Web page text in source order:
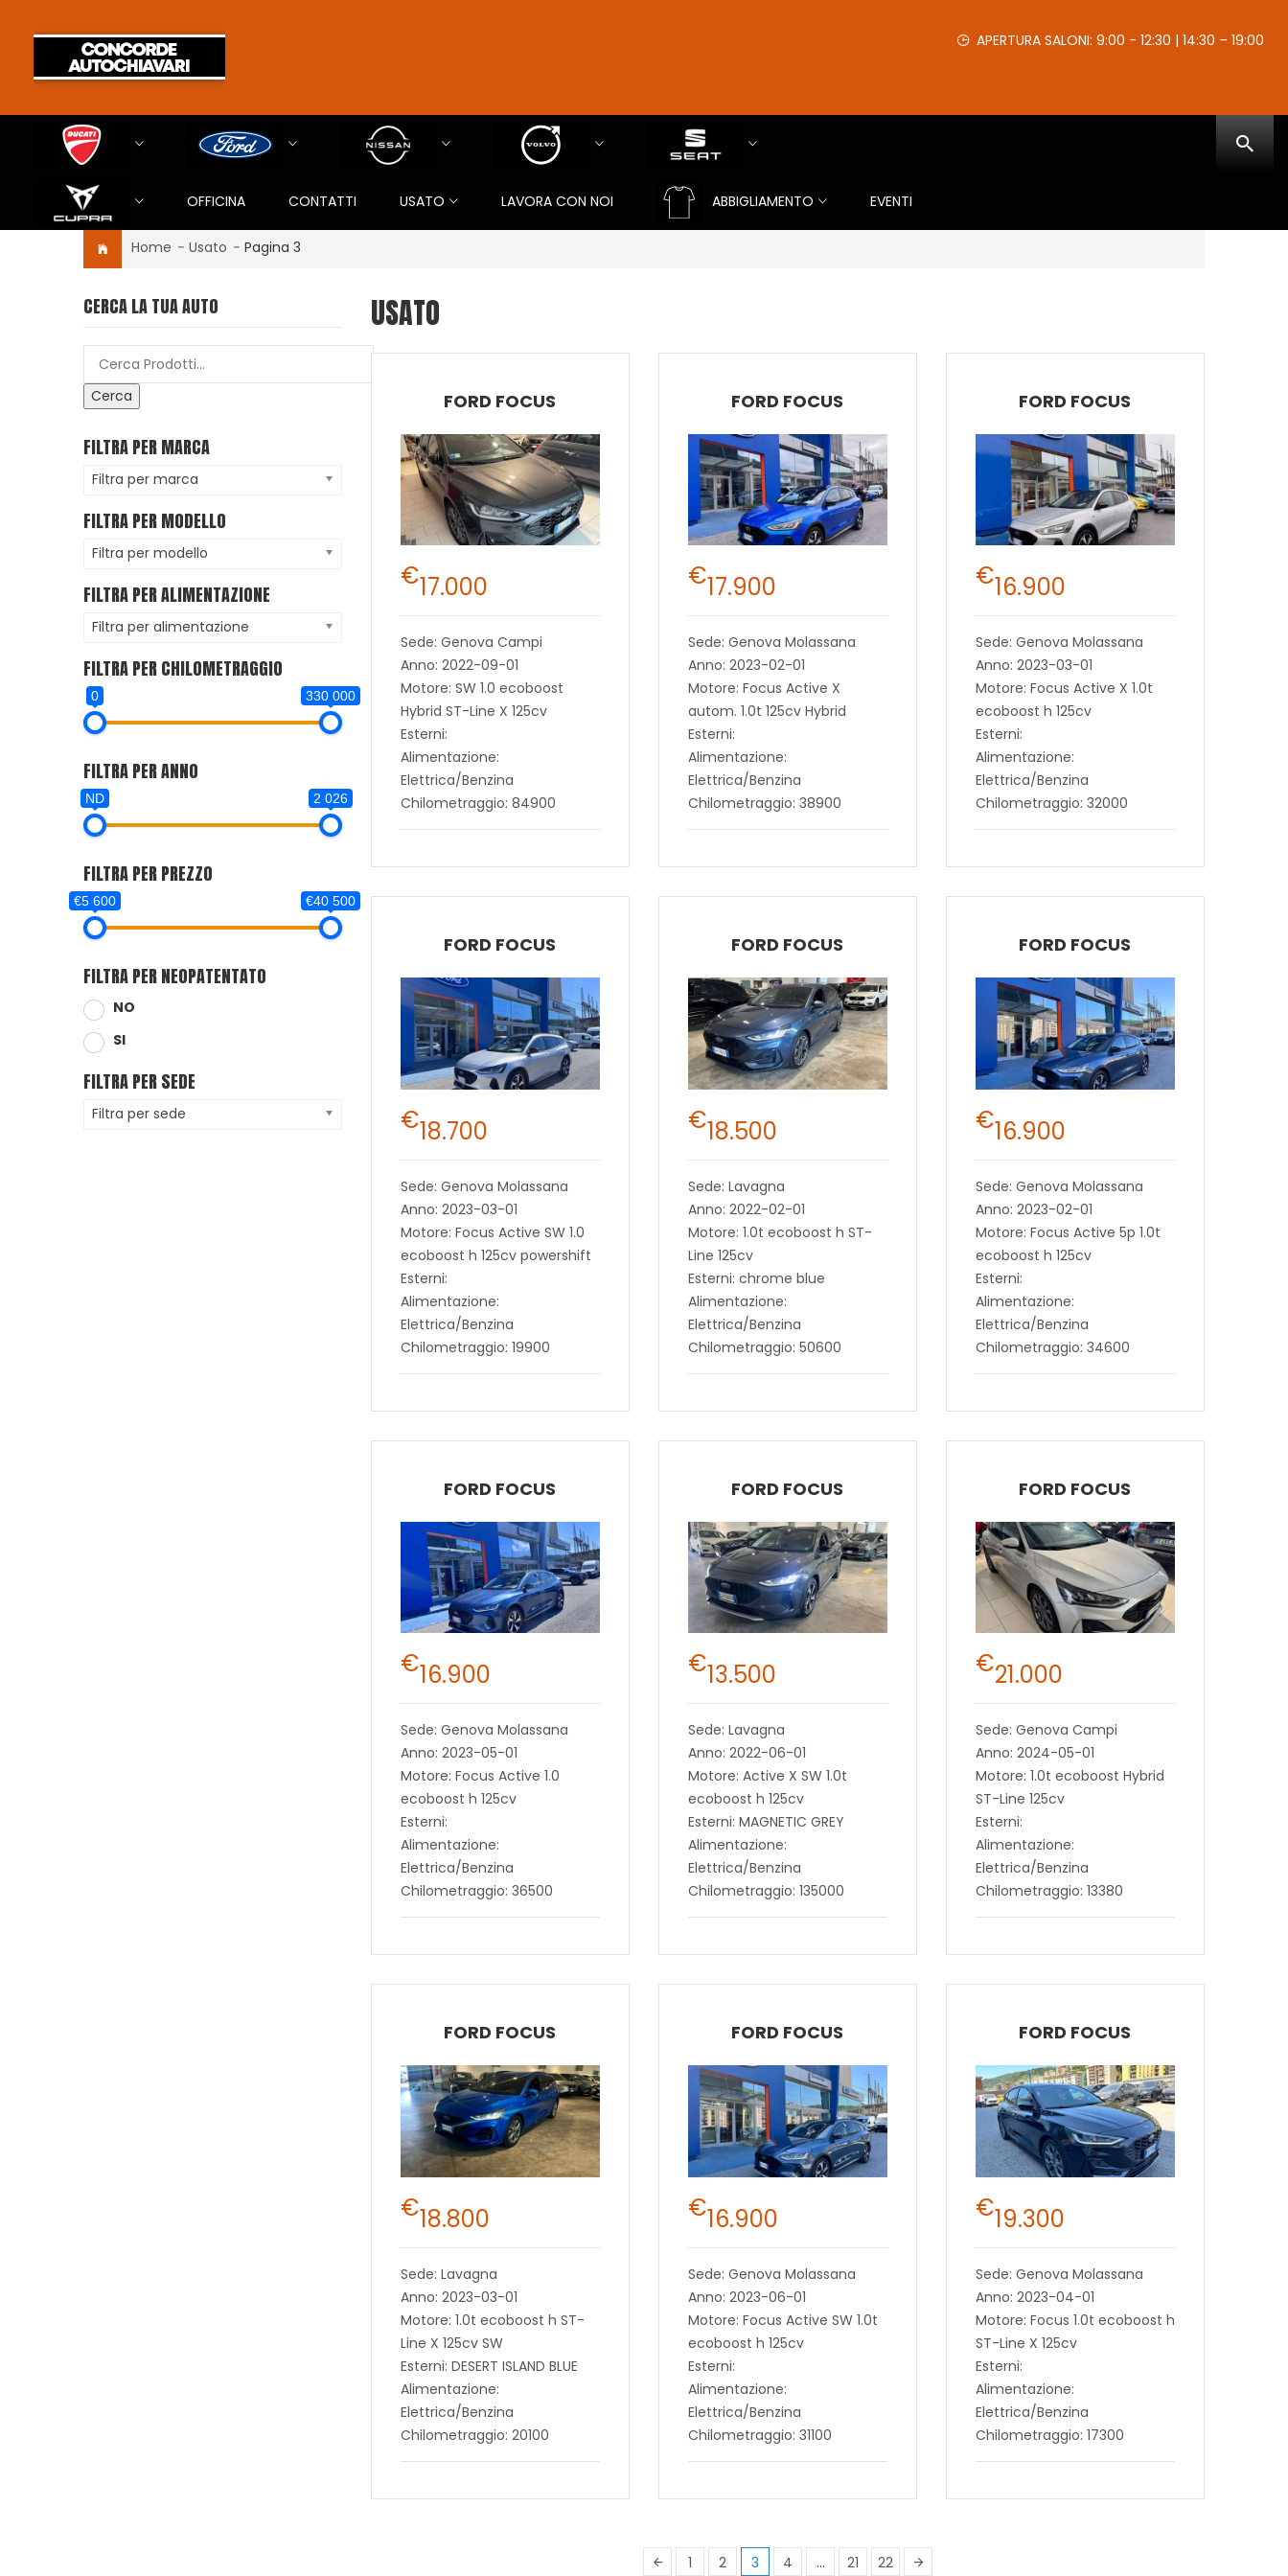
APERTURA SALONI: 9:00 - 12:30 | 14:30 – 19:00
OFFICINA CONTATTI USATO LAVORA CON NOI ABBIGLIAMENTO EVENTI
Home - Usato - Pagina 3
CERCA LA TUA AUTO
Cerca
FILTRA PER MARCA
Filtra per marca
FILTRA PER MODELLO
Filtra per modello
FILTRA PER ALIMENTAZIONE
Filtra per alimentazione
FILTRA PER CHILOMETRAGGIO
0 330 000
FILTRA PER ANNO
ND 2 026
FILTRA PER PREZZO
€5 600 €40 500
FILTRA PER NEOPATENTATO
NO
SI
FILTRA PER SEDE
Filtra per sede
USATO
FORD FOCUS
€17.000
Sede: Genova Campi
Anno: 2022-09-01
Motore: SW 1.0 ecoboost
Hybrid ST-Line X 125cv
Esterni:
Alimentazione:
Elettrica/Benzina
Chilometraggio: 84900
FORD FOCUS
€17.900
Sede: Genova Molassana
Anno: 2023-02-01
Motore: Focus Active X
autom. 1.0t 125cv Hybrid
Esterni:
Alimentazione:
Elettrica/Benzina
Chilometraggio: 38900
FORD FOCUS
€16.900
Sede: Genova Molassana
Anno: 2023-03-01
Motore: Focus Active X 1.0t
ecoboost h 125cv
Esterni:
Alimentazione:
Elettrica/Benzina
Chilometraggio: 32000
FORD FOCUS
€18.700
Sede: Genova Molassana
Anno: 2023-03-01
Motore: Focus Active SW 1.0
ecoboost h 125cv powershift
Esterni:
Alimentazione:
Elettrica/Benzina
Chilometraggio: 19900
FORD FOCUS
€18.500
Sede: Lavagna
Anno: 2022-02-01
Motore: 1.0t ecoboost h ST-
Line 125cv
Esterni: chrome blue
Alimentazione:
Elettrica/Benzina
Chilometraggio: 50600
FORD FOCUS
€16.900
Sede: Genova Molassana
Anno: 2023-02-01
Motore: Focus Active 5p 1.0t
ecoboost h 125cv
Esterni:
Alimentazione:
Elettrica/Benzina
Chilometraggio: 34600
FORD FOCUS
€16.900
Sede: Genova Molassana
Anno: 2023-05-01
Motore: Focus Active 1.0
ecoboost h 125cv
Esterni:
Alimentazione:
Elettrica/Benzina
Chilometraggio: 36500
FORD FOCUS
€13.500
Sede: Lavagna
Anno: 2022-06-01
Motore: Active X SW 1.0t
ecoboost h 125cv
Esterni: MAGNETIC GREY
Alimentazione:
Elettrica/Benzina
Chilometraggio: 135000
FORD FOCUS
€21.000
Sede: Genova Campi
Anno: 2024-05-01
Motore: 1.0t ecoboost Hybrid
ST-Line 125cv
Esterni:
Alimentazione:
Elettrica/Benzina
Chilometraggio: 13380
FORD FOCUS
€18.800
Sede: Lavagna
Anno: 2023-03-01
Motore: 1.0t ecoboost h ST-
Line X 125cv SW
Esterni: DESERT ISLAND BLUE
Alimentazione:
Elettrica/Benzina
Chilometraggio: 20100
FORD FOCUS
€16.900
Sede: Genova Molassana
Anno: 2023-06-01
Motore: Focus Active SW 1.0t
ecoboost h 125cv
Esterni:
Alimentazione:
Elettrica/Benzina
Chilometraggio: 31100
FORD FOCUS
€19.300
Sede: Genova Molassana
Anno: 2023-04-01
Motore: Focus 1.0t ecoboost h
ST-Line X 125cv
Esterni:
Alimentazione:
Elettrica/Benzina
Chilometraggio: 17300
1 2 3 4 … 21 22